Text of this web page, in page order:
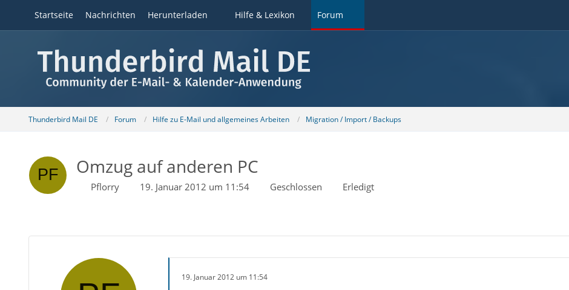
Startseite Nachrichten Herunterladen Hilfe & Lexikon Forum
Thunderbird Mail DE Forum Hilfe zu E-Mail und allgemeines Arbeiten Migration / Import / Backups
Omzug auf anderen PC
Pflorry 19. Januar 2012 um 11:54 Geschlossen Erledigt
19. Januar 2012 um 11:54